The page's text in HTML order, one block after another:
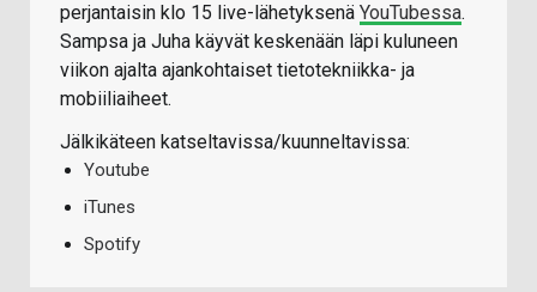
perjantaisin klo 15 live-lähetyksenä YouTubessa.
Sampsa ja Juha käyvät keskenään läpi kuluneen
viikon ajalta ajankohtaiset tietotekniikka- ja
mobiiliaiheet.
Jälkikäteen katseltavissa/kuunneltavissa:
Youtube
iTunes
Spotify